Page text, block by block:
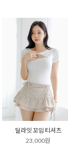
딜라잇 꼬임 티셔츠
23,000원